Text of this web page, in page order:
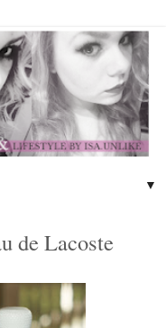
▼
de Lacoste